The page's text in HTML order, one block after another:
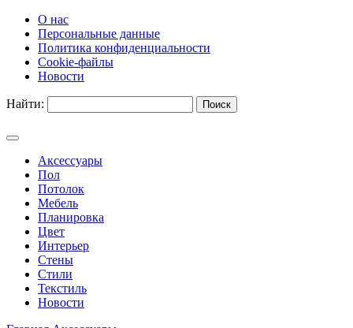
О нас
Персональные данные
Политика конфиденциальности
Cookie-файлы
Новости
Найти:
Аксессуары
Пол
Потолок
Мебель
Планировка
Цвет
Интерьер
Стены
Стили
Текстиль
Новости